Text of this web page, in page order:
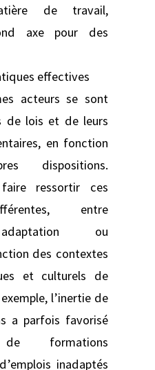
de travail,
axe pour des
effectives
acteurs se sont
de lois et de leurs
en fonction
dispositions.
faire ressortir ces
entre
ou
des contextes
et culturels de
l’inertie de
a parfois favorisé
formations
inadaptés